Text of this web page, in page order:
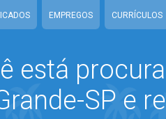
EMPREGOS CURRÍCULOS
está
SP e